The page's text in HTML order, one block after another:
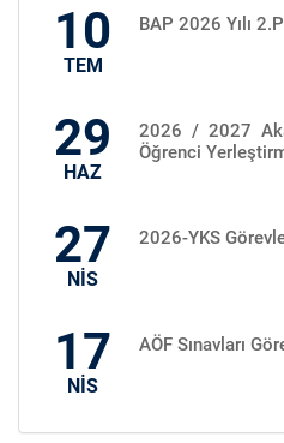
10
TEM
BAP 2026 Yılı
29
HAZ
2026 / 2027
Öğrenci
27
NİS
2026-YKS
17
NİS
AÖF Sınavları